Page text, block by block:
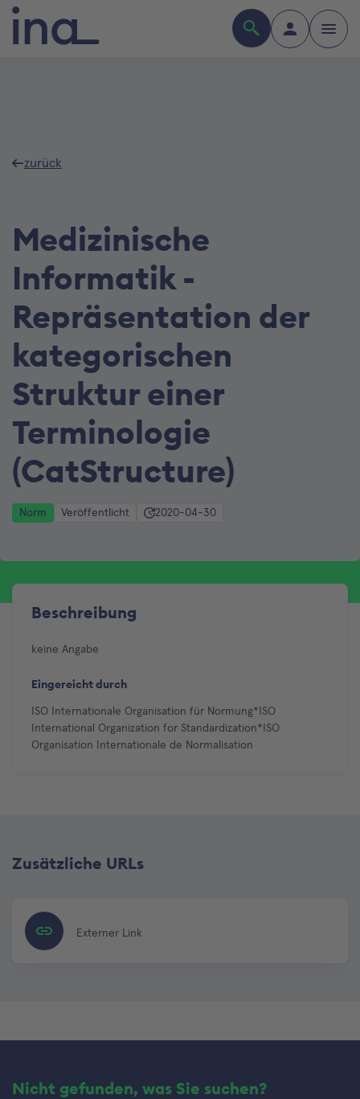
zurück
Medizinische
Informatik -
Repräsentation der
kategorischen
Struktur einer
Terminologie
(CatStructure)
Norm Veröffentlicht 2020-04-30
Beschreibung
keine Angabe
Eingereicht durch
ISO Internationale Organisation für Normung*ISO
International Organization for Standardization*ISO
Organisation Internationale de Normalisation
Zusätzliche URLs
Externer Link
Nicht gefunden, was Sie suchen?